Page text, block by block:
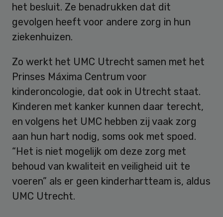
het besluit. Ze benadrukken dat dit
gevolgen heeft voor andere zorg in hun
ziekenhuizen.
Zo werkt het UMC Utrecht samen met het
Prinses Máxima Centrum voor
kinderoncologie, dat ook in Utrecht staat.
Kinderen met kanker kunnen daar terecht,
en volgens het UMC hebben zij vaak zorg
aan hun hart nodig, soms ook met spoed.
“Het is niet mogelijk om deze zorg met
behoud van kwaliteit en veiligheid uit te
voeren” als er geen kinderhartteam is, aldus
UMC Utrecht.